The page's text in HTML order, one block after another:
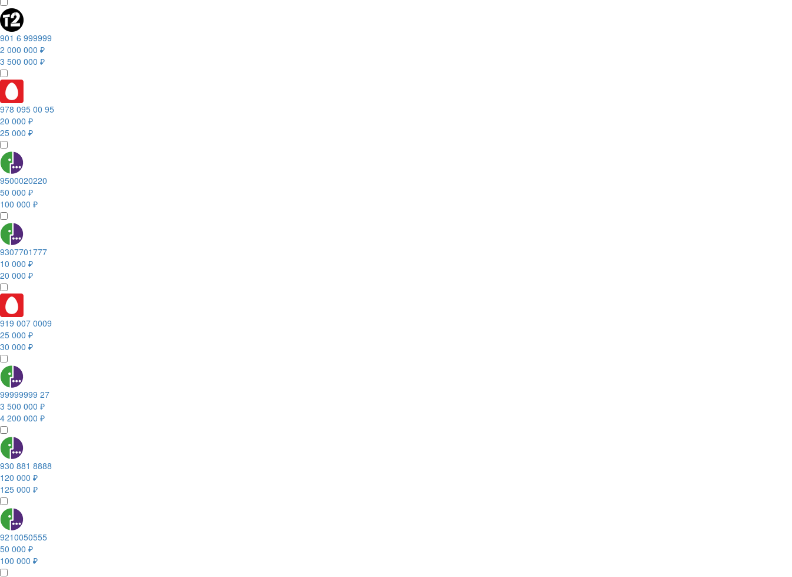
901 6 999999
2 000 000 ₽
3 500 000 ₽
978 095 00 95
20 000 ₽
25 000 ₽
9500020220
50 000 ₽
100 000 ₽
9307701777
10 000 ₽
20 000 ₽
919 007 0009
25 000 ₽
30 000 ₽
99999999 27
3 500 000 ₽
4 200 000 ₽
930 881 8888
120 000 ₽
125 000 ₽
9210050555
50 000 ₽
100 000 ₽